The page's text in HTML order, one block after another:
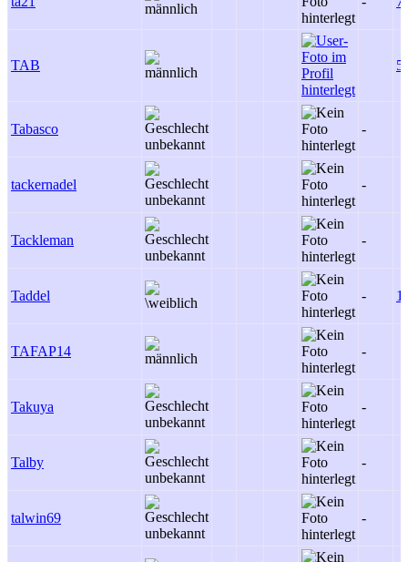
TAB 5
Tabasco -
tackernadel -
Tackleman -
Taddel - 1
TAFAP14 -
Takuya -
Talby -
talwin69 -